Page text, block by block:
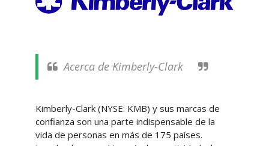
Acerca de Kimberly-Clark
Kimberly-Clark (NYSE: KMB) y sus marcas de
confianza son una parte indispensable de la
vida de personas en más de 175 países.